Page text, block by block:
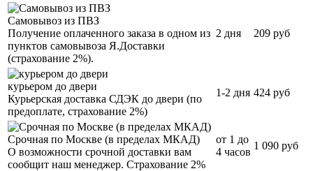
Самовывоз из ПВЗ
Получение оплаченного заказа в одном из
пунктов самовывоза Я.Доставки
(страхование 2%).
2 дня 209 руб
курьером до двери
Курьерская доставка СДЭК до двери (по
предоплате, страхование 2%)
1-2 дня 424 руб
Срочная по Москве (в пределах МКАД)
О возможности срочной доставки вам
сообщит наш менеджер. Страхование 2%
от 1 до
4 часов
1 090 руб